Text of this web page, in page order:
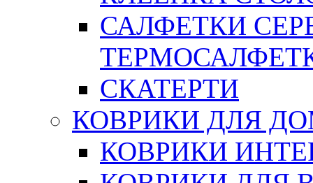
САЛФЕТКИ
СКАТЕРТИ
КОВРИКИ ДЛЯ
КОВРИКИ